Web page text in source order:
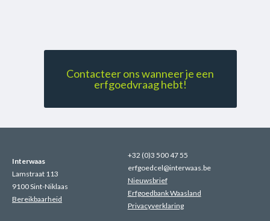
Contacteer ons wanneer je een
erfgoedvraag hebt!
Interwaas
Lamstraat 113
9100 Sint-Niklaas
Bereikbaarheid
+32 (0)3 500 47 55
erfgoedcel@interwaas.be
Nieuwsbrief
Erfgoedbank Waasland
Privacyverklaring